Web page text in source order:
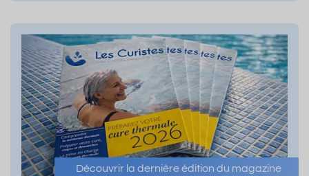
Découvrir la dernière édition du magazine